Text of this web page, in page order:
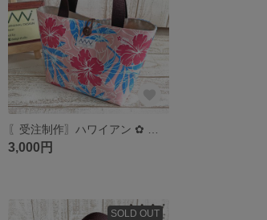
3,000円
SOLD OUT